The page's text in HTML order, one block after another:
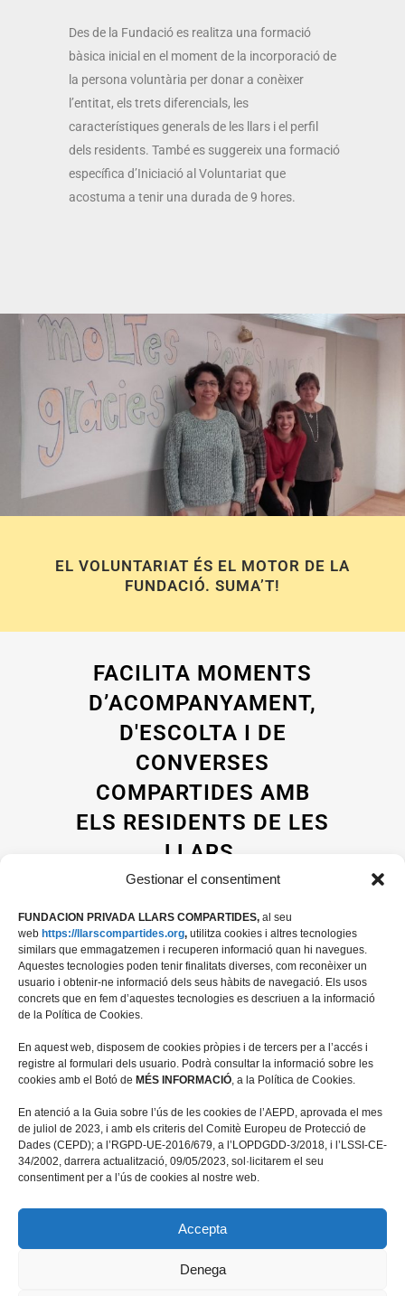
Gestionar el consentiment
FUNDACION PRIVADA LLARS COMPARTIDES, al seu
web https://llarscompartides.org, utilitza cookies i altres tecnologies
similars que emmagatzemen i recuperen informació quan hi navegues.
Aquestes tecnologies poden tenir finalitats diverses, com reconèixer un
usuario i obtenir-ne informació dels seus hàbits de navegació. Els usos
concrets que en fem d’aquestes tecnologies es descriuen a la informació
de la Política de Cookies.
En aquest web, disposem de cookies pròpies i de tercers per a l’accés i
registre al formulari dels usuario. Podrà consultar la informació sobre les
cookies amb el Botó de MÉS INFORMACIÓ, a la Política de Cookies.
En atenció a la Guia sobre l’ús de les cookies de l’AEPD, aprovada el mes
de juliol de 2023, i amb els criteris del Comitè Europeu de Protecció de
Dades (CEPD); a l’RGPD-UE-2016/679, a l’LOPDGDD-3/2018, i l’LSSI-CE-
34/2002, darrera actualització, 09/05/2023, sol·licitarem el seu
consentiment per a l’ús de cookies al nostre web.
Accepta
Denega
Des de la Fundació es realitza una formació
bàsica inicial en el moment de la incorporació de
la persona voluntària per donar a conèixer
l’entitat, els trets diferencials, les
característiques generals de les llars i el perfil
dels residents. També es suggereix una formació
específica d’Iniciació al Voluntariat que
acostuma a tenir una durada de 9 hores.
EL VOLUNTARIAT ÉS EL MOTOR DE LA
FUNDACIÓ. SUMA’T!
FACILITA MOMENTS
D’ACOMPANYAMENT,
D'ESCOLTA I DE
CONVERSES
COMPARTIDES AMB
ELS RESIDENTS DE LES
LLARS.
08028 Barcelona
+34 934 498 676
fundacio@llarscompartides.org